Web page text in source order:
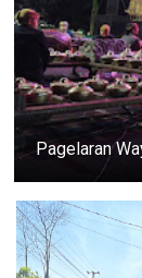
Pagelaran